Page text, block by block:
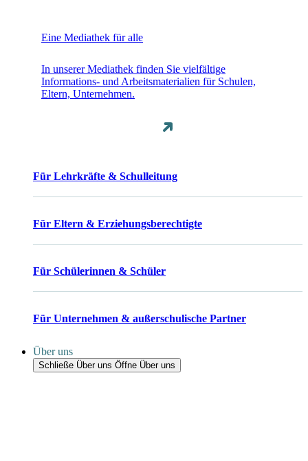
Eine Mediathek für alle
In unserer Mediathek finden Sie vielfältige
Informations- und Arbeitsmaterialien für Schulen,
Eltern, Unternehmen.
Für Lehrkräfte & Schulleitung
Für Eltern & Erziehungsberechtigte
Für Schülerinnen & Schüler
Für Unternehmen & außerschulische Partner
Über uns
Schließe Über uns Öffne Über uns